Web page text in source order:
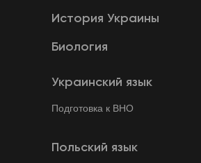
История Украины
Биология
Украинский язык
Подготовка к ВНО
Польский язык